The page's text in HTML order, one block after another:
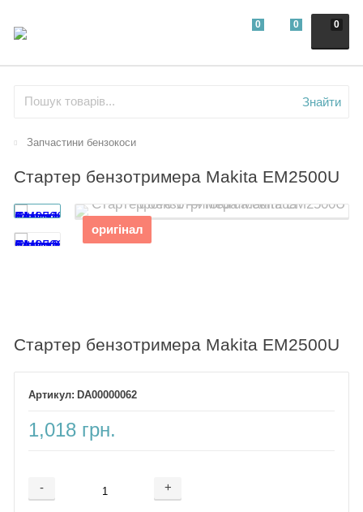
0
0 0
Знайти
Запчастини бензокоси
Стартер бензотримера Makita EM2500U
оригінал
Стартер бензотримера Makita EM2500U
DA00000062
1,018 грн.
- +
Додається ...
Доданий